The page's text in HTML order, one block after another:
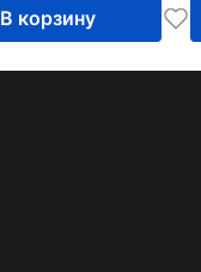
В корзину